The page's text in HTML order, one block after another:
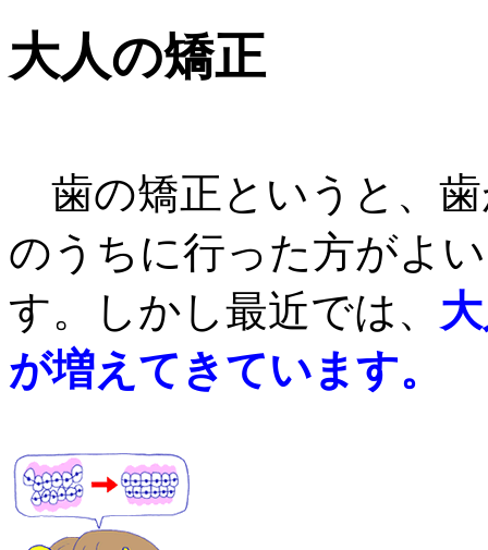
大人の矯正
歯の矯正というと、
のうちに行った方がよ
す。しかし最近では、
が増えてきています。